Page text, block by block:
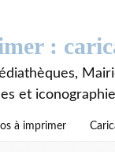
:
et
à imprimer